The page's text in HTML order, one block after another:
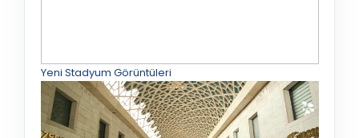
Yeni Stadyum Görüntüleri